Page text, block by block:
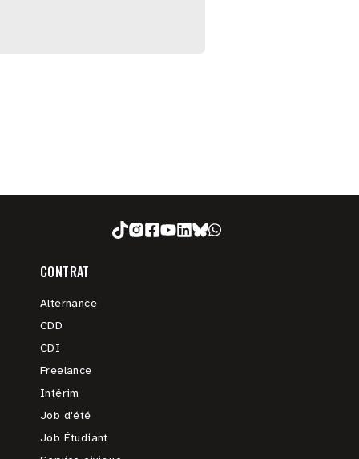
CONTRAT
Alternance
CDD
CDI
Freelance
Intérim
Job d'été
Job Étudiant